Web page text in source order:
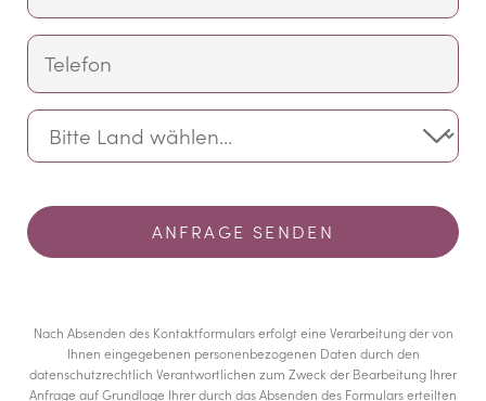
Nach Absenden des Kontaktformulars erfolgt eine Verarbeitung der von
Ihnen eingegebenen personenbezogenen Daten durch den
datenschutzrechtlich Verantwortlichen zum Zweck der Bearbeitung Ihrer
Anfrage auf Grundlage Ihrer durch das Absenden des Formulars erteilten